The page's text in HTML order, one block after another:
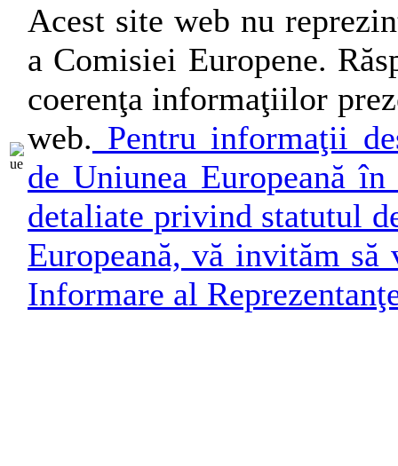
Acest site web nu
a Comisiei Europene.
coerenţa informaţiilor
web. Pentru informaţii
de Uniunea Europeană
detaliate privind statutul
Europeană, vă invităm
Informare al